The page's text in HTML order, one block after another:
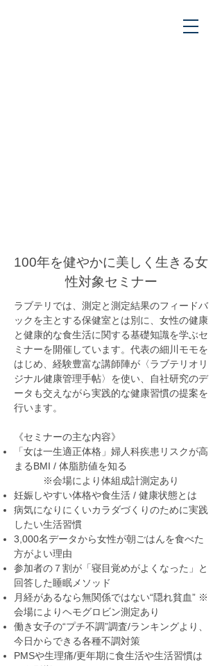
100年を健やかに美しく生きる女
性対象セミナー
ラブテリでは、測定と測定結果のフィードバ
ックを主とする保健室とは別に、女性の健康
と健康的な食生活に関する基礎知識を学ぶセ
ミナーを開催しています。代表の細川モモを
はじめ、経験豊富な講師陣が〈ラブテリオリ
ジナル健康管理手帖〉を使い、自社研究のデ
ータも交えながら実践的な健康習慣の提案を
行います。
《セミナーの主な内容》
「女は一生適正体格」婦人科疾患リスクが高
まるBMI / 体脂肪値を知る
※会場により体組成計測定あり
妊娠しやすい体格や食生活 / 健康状態とは
病気になりにくいカラダづくりのために実践
したい生活習慣
3,000名データから女性が朝ごはんを食べた
方がよい理由
参加者の７割が「寝目覚めがよくなった」と
回答した睡眠メソッド
月経があるなら無関係ではない“隠れ貧血” ※
会場によりヘモグロビン測定あり
働き女子の“プチ不調”調査/ランキングより、
今日からできる各種不調対策
PMSや生理痛/更年期に食生活や生活習慣は